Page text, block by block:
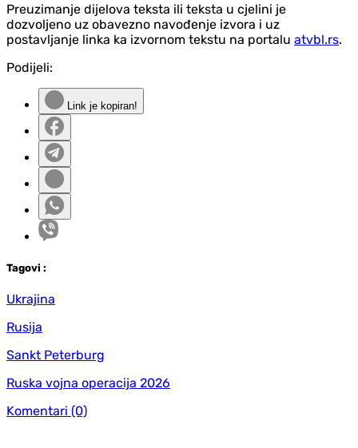
Preuzimanje dijelova teksta ili teksta u cjelini je
dozvoljeno uz obavezno navođenje izvora i uz
postavljanje linka ka izvornom tekstu na portalu atvbl.rs.
Podijeli:
Link je kopiran!
Tagovi :
Ukrajina
Rusija
Sankt Peterburg
Ruska vojna operacija 2026
Komentari (0)